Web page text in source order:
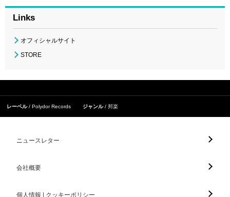
Links
オフィシャルサイト
STORE
レーベル Polydor Records ジャンル 邦楽
ニュースレター
会社概要
個人情報 | クッキーポリシー